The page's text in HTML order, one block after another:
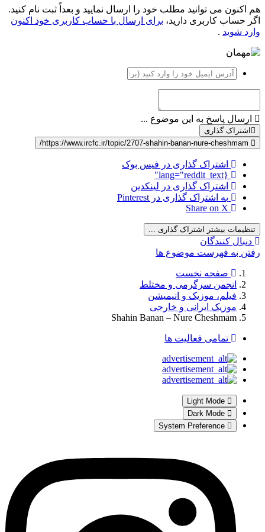
هم اکنون می توانید مطلب خود را ارسال نمایید و بعداً ثبت نام کنید.
اگر حساب کاربری دارید، برای ارسال با حساب کاربری خود اکنون
وارد شوید .
ارسال پاسخ به این موضوع ...
اشتراک گذاری
اشتراک گذاری در فیس بوک
{lang="reddit_text"
اشتراک گذاری در لینکدین
به اشتراک گذاری در Pinterest
Share on X
تنظیمات بیشتر اشتراک گذاری ...
دنبال کنندگان
رفتن به فهرست موضوع ها
صفحه نخست
انجمن سرگرمی و مختلط
فیلم، موزیک و انیمیشن
موزیک ایرانی و خارجی
Shahin Banan – Nure Cheshmam
تمامی فعالیت ها
Light Mode
Dark Mode
System Preference